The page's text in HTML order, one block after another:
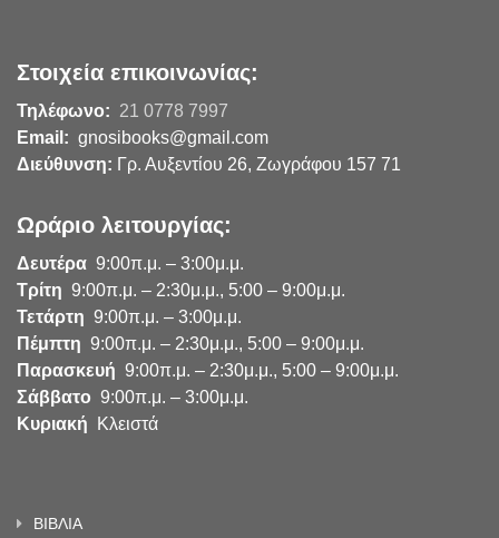
Στοιχεία επικοινωνίας:
Τηλέφωνο: 21 0778 7997
Email: gnosibooks@gmail.com
Διεύθυνση: Γρ. Αυξεντίου 26, Ζωγράφου 157 71
Ωράριο λειτουργίας:
Δευτέρα 9:00π.μ. – 3:00μ.μ.
Τρίτη 9:00π.μ. – 2:30μ.μ., 5:00 – 9:00μ.μ.
Τετάρτη 9:00π.μ. – 3:00μ.μ.
Πέμπτη 9:00π.μ. – 2:30μ.μ., 5:00 – 9:00μ.μ.
Παρασκευή 9:00π.μ. – 2:30μ.μ., 5:00 – 9:00μ.μ.
Σάββατο 9:00π.μ. – 3:00μ.μ.
Κυριακή Κλειστά
ΒΙΒΛΙΑ